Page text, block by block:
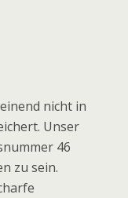
nicht in
Unser
46
zu sein.